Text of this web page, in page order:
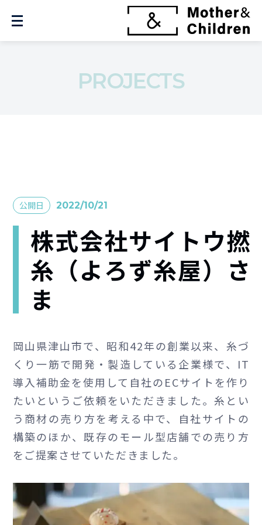
PROJECTS
公開日 2022/10/21
株式会社サイトウ撚
糸（よろず糸屋）さ
ま
岡山県津山市で、昭和42年の創業以来、糸づ
くり一筋で開発・製造している企業様で、IT
導入補助金を使用して自社のECサイトを作り
たいというご依頼をいただきました。糸とい
う商材の売り方を考える中で、自社サイトの
構築のほか、既存のモール型店舗での売り方
をご提案させていただきました。